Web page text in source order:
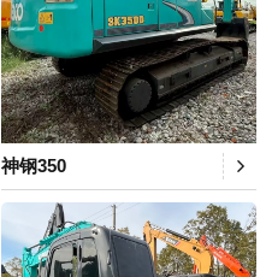
神钢350